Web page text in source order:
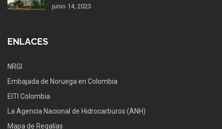
junio 14, 2023
ENLACES
NRGI
Embajada de Noruega en Colombia
EITI Colombia
La Agencia Nacional de Hidrocarburos (ANH)
Mapa de Regalías